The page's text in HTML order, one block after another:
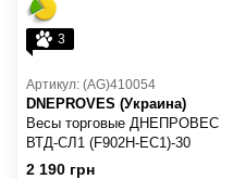
3
Артикул: (AG)410054
DNEPROVES (Украина)
Весы торговые ДНЕПРОВЕС
ВТД-СЛ1 (F902H-EC1)-30
2 190 грн